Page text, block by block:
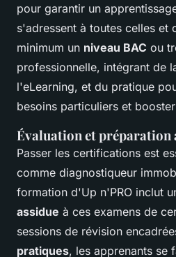
pour garantir un
s'adressent à toutes celles et
minimum un niveau BAC ou
professionnelle, intégrant de
l'eLearning, et du pratique
besoins particuliers et
Évaluation et
Passer les certifications est
comme diagnostiqueur
formation d'Up n'PRO inclut
assidue à ces examens de
sessions de révision
pratiques, les apprenants se